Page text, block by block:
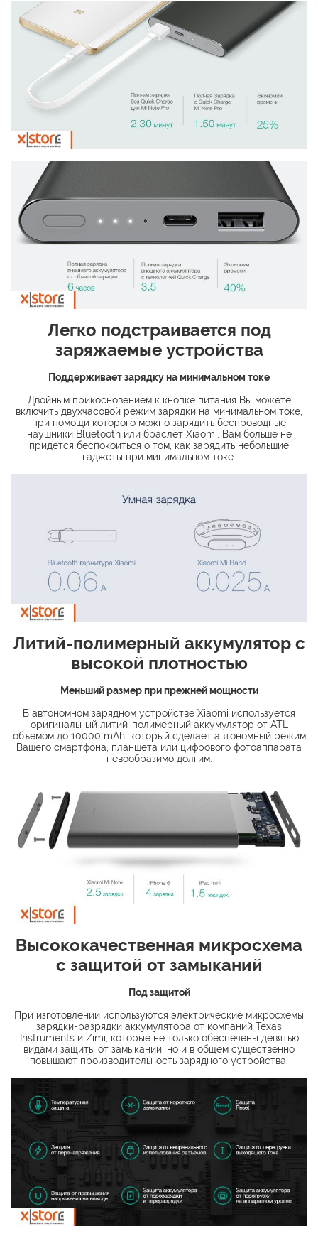
Легко подстраивается под
заряжаемые устройства
Поддерживает зарядку на минимальном токе
Двойным прикосновением к кнопке питания Вы можете
включить двухчасовой режим зарядки на минимальном токе,
при помощи которого можно зарядить беспроводные
наушники Bluetooth или браслет Xiaomi. Вам больше не
придется беспокоиться о том, как зарядить небольшие
гаджеты при минимальном токе.
Литий-полимерный аккумулятор с
высокой плотностью
Меньший размер при прежней мощности
В автономном зарядном устройстве Xiaomi используется
оригинальный литий-полимерный аккумулятор от ATL
объемом до 10000 mAh, который сделает автономный режим
Вашего смартфона, планшета или цифрового фотоаппарата
невообразимо долгим.
Высококачественная микросхема
с защитой от замыканий
Под защитой
При изготовлении используются электрические микросхемы
зарядки-разрядки аккумулятора от компаний Texas
Instruments и Zimi, которые не только обеспечены девятью
видами защиты от замыканий, но и в общем существенно
повышают производительность зарядного устройства.